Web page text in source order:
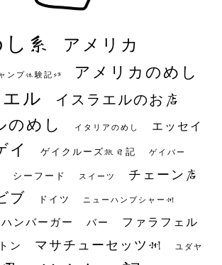
系 アメリカ
ンプ体験記S3 アメリカのめし
ル イスラエルのお店
のめし イタリアのめし エッセイ
イ ゲイクルーズ旅日記 ゲイバー
シーフード スイーツ チェーン店
ブ ドイツ ニューハンプシャー州
ハンバーガー バー ファラフェル
ン マサチューセッツ州 ユダヤ